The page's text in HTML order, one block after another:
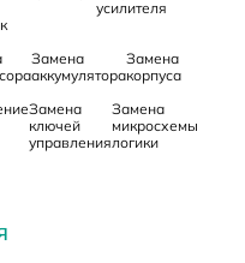
усилителя
Замена
аккумулятора
Замена
корпуса
Замена
ключей
управления
Замена
микросхемы
логики